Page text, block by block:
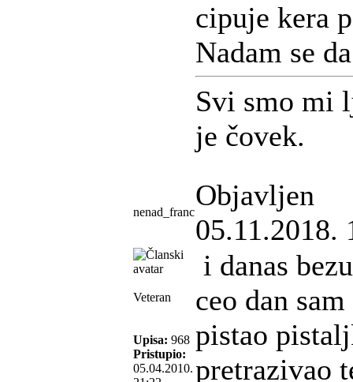
cipuje kera
Nadam se
Svi smo mi
je čovek.
nenad_franc
Objavljen
05.11.2018.
Veteran
Upisa: 968
Pristupio:
05.04.2010.
i danas
ceo dan
pistao
pretrazivao